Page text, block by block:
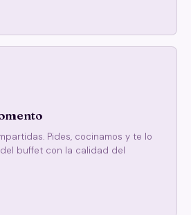
Pides, cocinamos y te lo
buffet con la calidad del